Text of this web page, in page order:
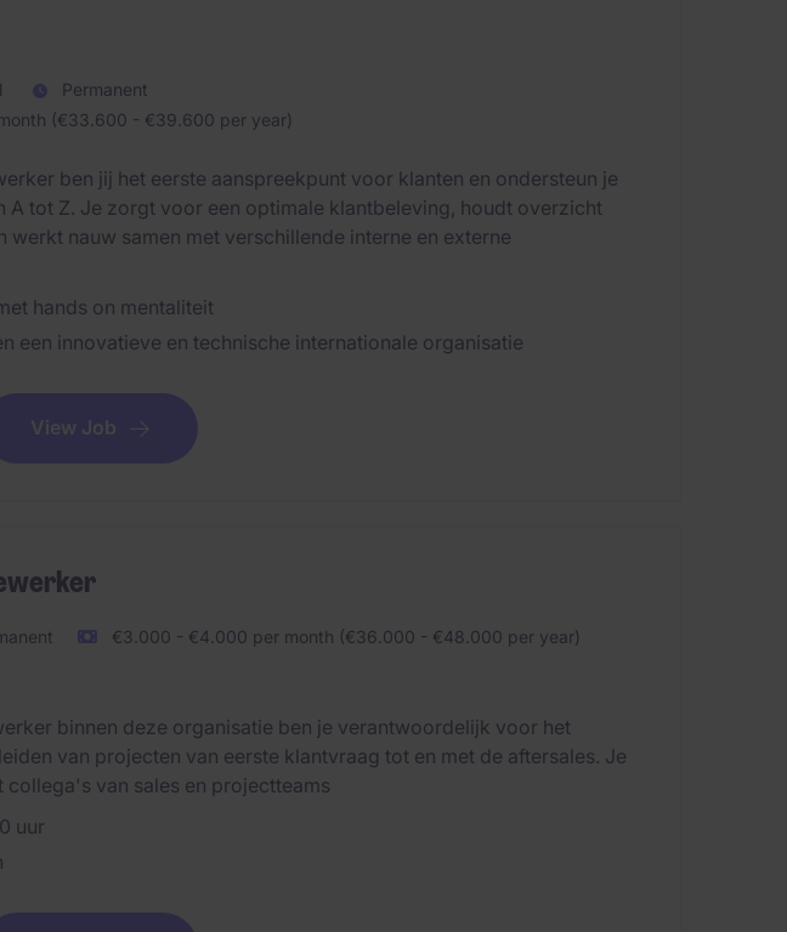
Permanent
(€33.600 - €39.600 per year)
ben jij het eerste aanspreekpunt voor klanten en ondersteun je
A tot Z. Je zorgt voor een optimale klantbeleving, houdt overzicht
werkt nauw samen met verschillende interne en externe
hands on mentaliteit
een innovatieve en technische internationale organisatie
View Job
€3.000 - €4.000 per month (€36.000 - €48.000 per year)
binnen deze organisatie ben je verantwoordelijk voor het
van projecten van eerste klantvraag tot en met de aftersales. Je
collega's van sales en projectteams
uur